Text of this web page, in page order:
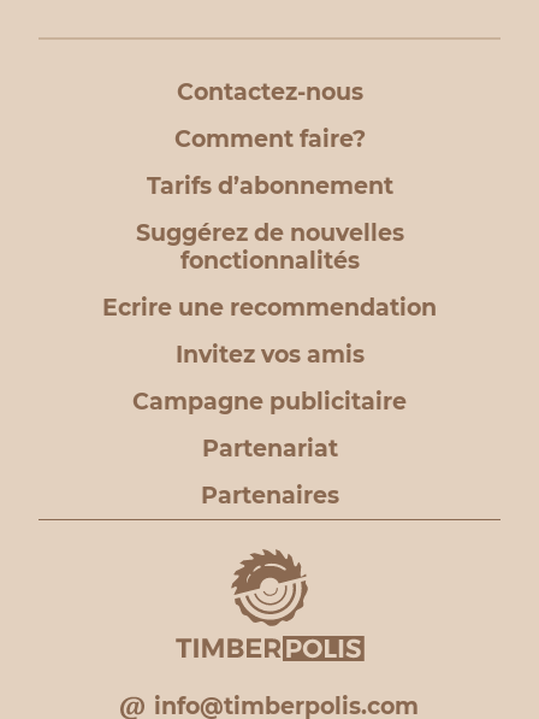
Contactez-nous
Comment faire?
Tarifs d’abonnement
Suggérez de nouvelles
fonctionnalités
Ecrire une recommendation
Invitez vos amis
Campagne publicitaire
Partenariat
Partenaires
info@timberpolis.com